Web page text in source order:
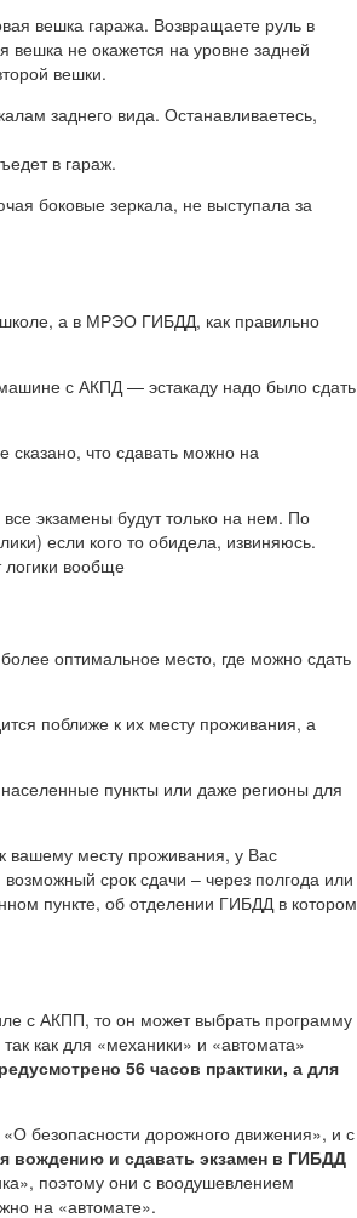
вешка гаража. Возвращаете руль в
вешка не окажется на уровне задней
вешки.
заднего вида. Останавливаетесь,
в гараж.
боковые зеркала, не выступала за
а в МРЭО ГИБДД, как правильно
с АКПД — эстакаду надо было сдать
сказано, что сдавать можно на
экзамены будут только на нем. По
если кого то обидела, извиняюсь.
логики вообще
оптимальное место, где можно сдать
поближе к их месту проживания, а
пункты или даже регионы для
вашему месту проживания, у Вас
срок сдачи – через полгода или
пункте, об отделении ГИБДД в котором
с АКПП, то он может выбрать программу
как для «механики» и «автомата»
56 часов практики, а для
безопасности дорожного движения», и с
вождению и сдавать экзамен в ГИБДД
поэтому они с воодушевлением
на «автомате».